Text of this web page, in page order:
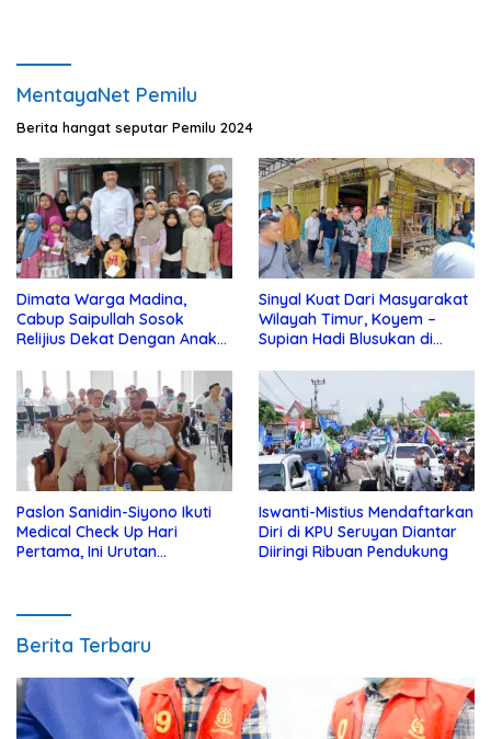
MentayaNet Pemilu
Berita hangat seputar Pemilu 2024
Dimata Warga Madina,
Cabup Saipullah Sosok
Relijius Dekat Dengan Anak
Sinyal Kuat Dari Masyarakat
Wilayah Timur, Koyem –
Supian Hadi Blusukan di
Paslon Sanidin-Siyono Ikuti
Medical Check Up Hari
Pertama, Ini Urutan
Iswanti-Mistius Mendaftarkan
Diri di KPU Seruyan Diantar
Diiringi Ribuan Pendukung
Berita Terbaru